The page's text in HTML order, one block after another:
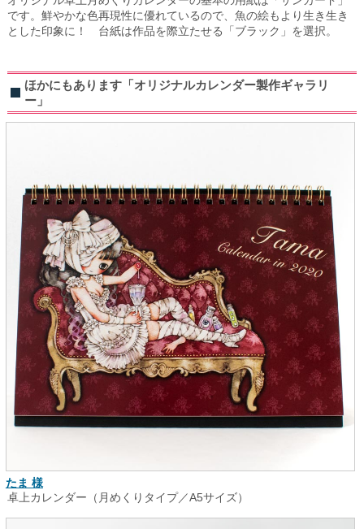
です。鮮やかな色再現性に優れているので、魚の絵もより生き生き
とした印象に！ 台紙は作品を際立たせる「ブラック」を選択。
ほかにもあります「オリジナルカレンダー製作ギャラリ
ー」
たま 様
卓上カレンダー（月めくりタイプ／A5サイズ）